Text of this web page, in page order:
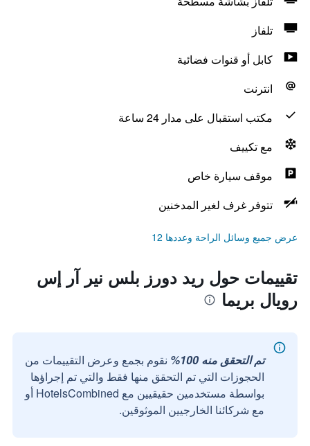
تلفاز
كابل أو قنوات فضائية
انترنت
مكتب استقبال على مدار 24 ساعة
مع تكييف
موقف سيارة خاص
تتوفر غرف لغير المدخنين
عرض جميع وسائل الراحة وعددها 12
تقييمات حول ريد دورز بلس نير آر إس
رويال بريما
تم التحقق منه 100%
نقوم بجمع وعرض التقييمات من
الحجوزات التي تم التحقق منها فقط والتي تم إجراؤها
بواسطة مستخدمين حقيقيين مع HotelsCombined أو
مع شركائنا الخارجيين الموثوقين.